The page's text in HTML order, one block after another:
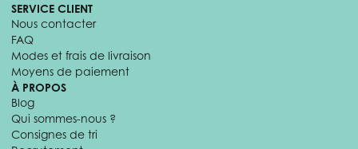
SERVICE CLIENT
Nous contacter
FAQ
Modes et frais de livraison
Moyens de paiement
À PROPOS
Blog
Qui sommes-nous ?
Consignes de tri